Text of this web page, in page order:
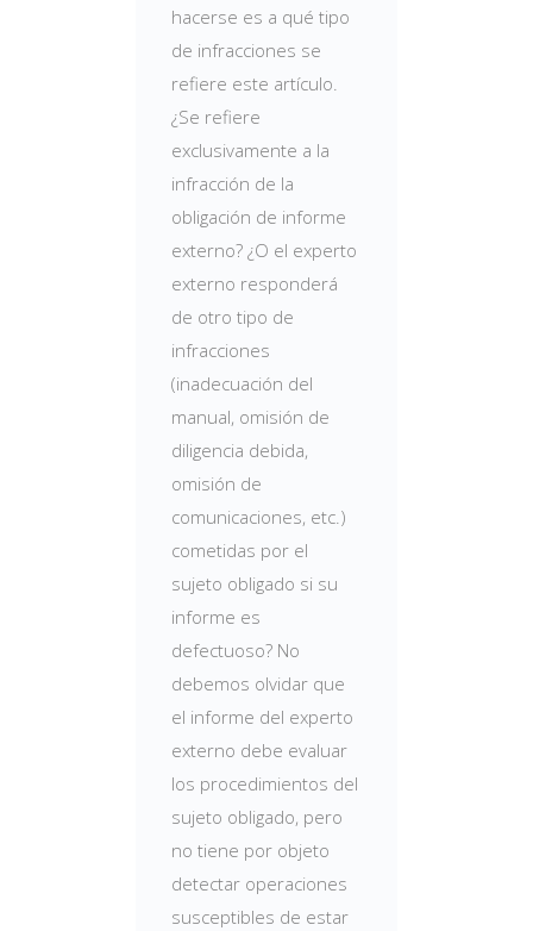
hacerse es a qué tipo
de infracciones se
refiere este artículo.
¿Se refiere
exclusivamente a la
infracción de la
obligación de informe
externo? ¿O el experto
externo responderá
de otro tipo de
infracciones
(inadecuación del
manual, omisión de
diligencia debida,
omisión de
comunicaciones, etc.)
cometidas por el
sujeto obligado si su
informe es
defectuoso? No
debemos olvidar que
el informe del experto
externo debe evaluar
los procedimientos del
sujeto obligado, pero
no tiene por objeto
detectar operaciones
susceptibles de estar